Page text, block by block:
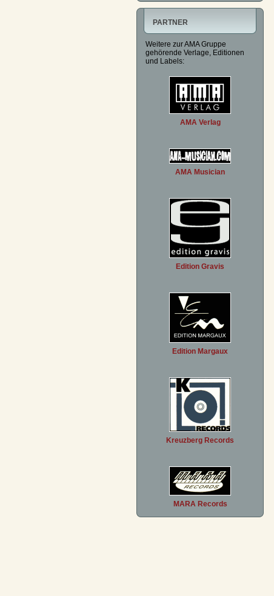
PARTNER
Weitere zur AMA Gruppe
gehörende Verlage, Editionen
und Labels:
AMA Verlag
AMA Musician
Edition Gravis
Edition Margaux
Kreuzberg Records
MARA Records